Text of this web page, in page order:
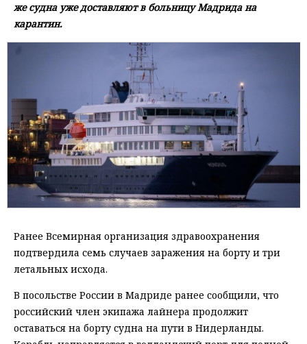
же судна уже доставляют в больницу Мадрида на
карантин.
Ранее Всемирная организация здравоохранения
подтвердила семь случаев заражения на борту и три
летальных исхода.
В посольстве России в Мадриде ранее сообщили, что
российский член экипажа лайнера продолжит
оставаться на борту судна на пути в Нидерланды.